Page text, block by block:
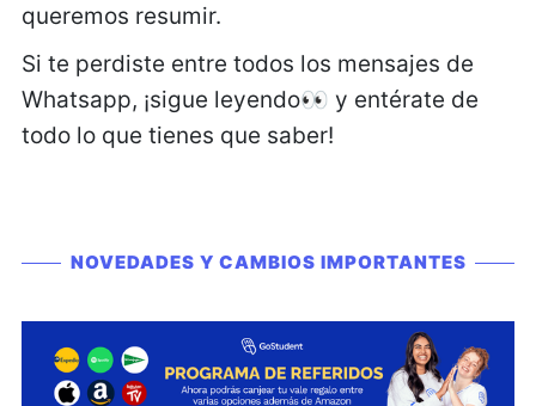
queremos resumir.
Si te perdiste entre todos los mensajes de
Whatsapp, ¡sigue leyendo👀 y entérate de
todo lo que tienes que saber!
NOVEDADES Y CAMBIOS IMPORTANTES